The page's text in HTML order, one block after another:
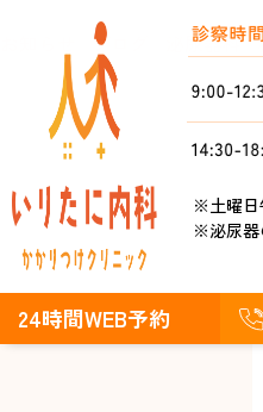
※土曜日
※泌尿器
24時間WEB予約
ブログ 泌尿器科